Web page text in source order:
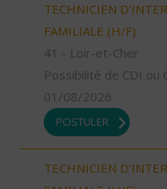
TECHNICIEN
FAMILIALE (H/F)
41 - Loir-et-Cher
Possibilité de CDI ou
01/08/2026
POSTULER
TECHNICIEN